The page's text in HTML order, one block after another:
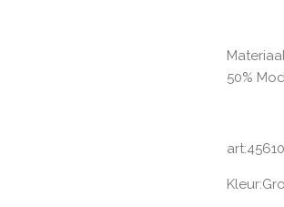
50%